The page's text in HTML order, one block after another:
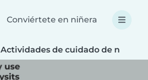
Conviértete en niñera
Actividades de cuidado de niños